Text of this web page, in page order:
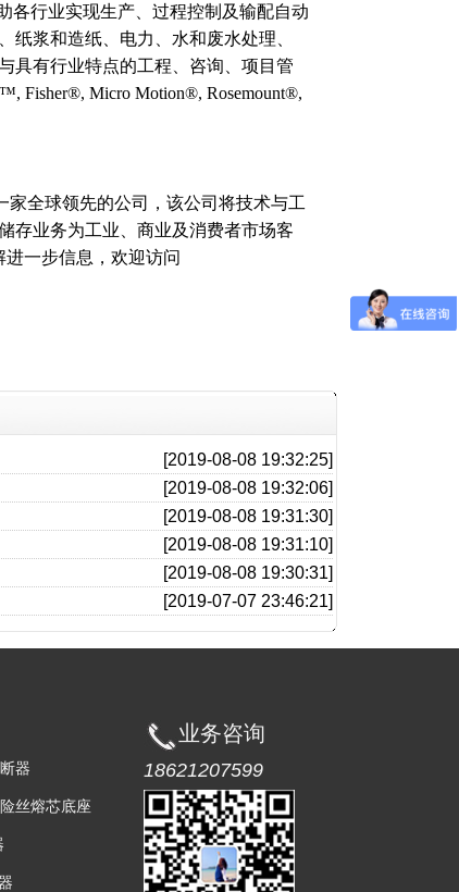
各行业实现生产、过程控制及输配自动
浆和造纸、电力、水和废水处理、
具有行业特点的工程、咨询、项目管
Fisher®, Micro Motion®, Rosemount®,
家全球领先的公司，该公司将技术与工
存业务为工业、商业及消费者市场客
进一步信息，欢迎访问
[2019-08-08 19:32:25]
[2019-08-08 19:32:06]
[2019-08-08 19:31:30]
[2019-08-08 19:31:10]
[2019-08-08 19:30:31]
[2019-07-07 23:46:21]
器
丝熔芯底座
业务咨询
18621207599